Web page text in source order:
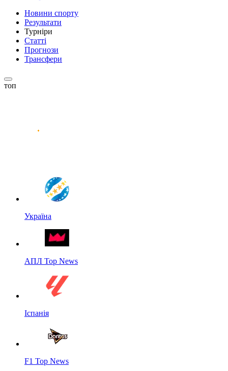
Новини спорту
Результати
Турніри
Статті
Прогнози
Трансфери
топ
Україна
АПЛ Top News
Іспанія
F1 Top News